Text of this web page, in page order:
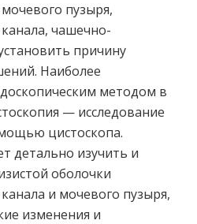
пузыря,
чашечно-
причину
Наиболее
методом в
— исследование
цистоскопа.
детально изучить и
оболочки
и мочевого пузыря,
изменения и